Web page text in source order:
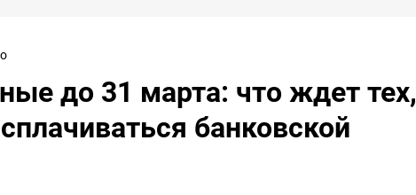
до 31 марта: что ждет тех,
банковской